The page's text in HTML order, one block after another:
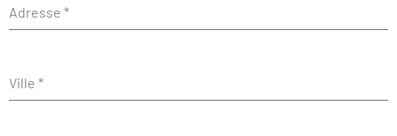
Adresse *
Ville *